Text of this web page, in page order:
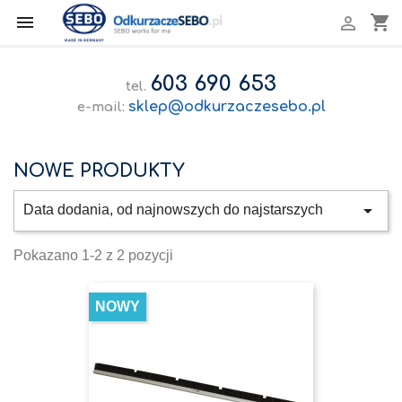
 shopping_cart

tel. 603 690 653
e-mail: sklep@odkurzaczesebo.pl
NOWE PRODUKTY
Data dodania, od najnowszych do najstarszych 
Pokazano 1-2 z 2 pozycji
NOWY